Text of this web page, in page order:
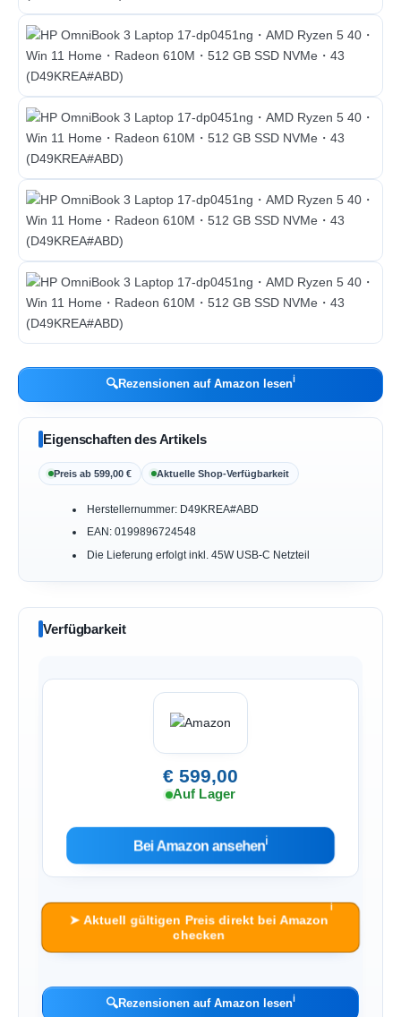
🔍Rezensionen auf Amazon lesenℹ︎
Eigenschaften des Artikels
Preis ab 599,00 € Aktuelle Shop-Verfügbarkeit
Herstellernummer: D49KREA#ABD
EAN: 0199896724548
Die Lieferung erfolgt inkl. 45W USB-C Netzteil
Verfügbarkeit
€ 599,00
Auf Lager
Bei Amazon ansehenℹ︎
➤ Aktuell gültigen Preis direkt bei Amazon
checken
ℹ︎
🔍Rezensionen auf Amazon lesenℹ︎